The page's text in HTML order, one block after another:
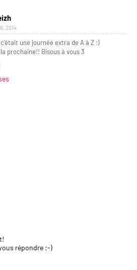
2014
c'était une journée extra de A à Z :)
prochaine!! Bisous à vous 3
répondre :-)